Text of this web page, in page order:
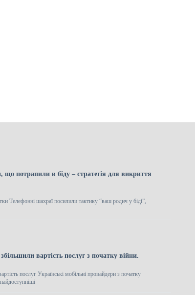
потрапили в біду – стратегія для викриття
Телефонні шахраї посилили тактику “ваш родич у біді”,
вартість послуг з початку війни.
послуг Українські мобільні провайдери з початку